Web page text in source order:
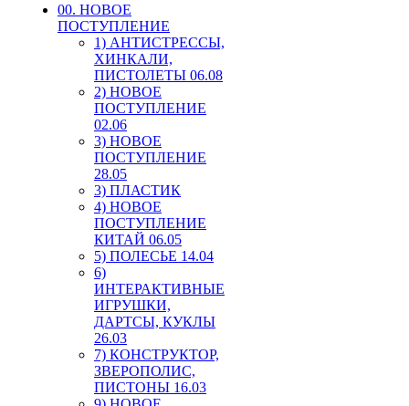
00. HОВОЕ
ПОСТУПЛЕНИЕ
1) АНТИСТРЕССЫ,
ХИНКАЛИ,
ПИСТОЛЕТЫ 06.08
2) НОВОЕ
ПОСТУПЛЕНИЕ
02.06
3) НОВОЕ
ПОСТУПЛЕНИЕ
28.05
3) ПЛАСТИК
4) НОВОЕ
ПОСТУПЛЕНИЕ
КИТАЙ 06.05
5) ПОЛЕСЬЕ 14.04
6)
ИНТЕРАКТИВНЫЕ
ИГРУШКИ,
ДАРТСЫ, КУКЛЫ
26.03
7) КОНСТРУКТОР,
ЗВЕРОПОЛИС,
ПИСТОНЫ 16.03